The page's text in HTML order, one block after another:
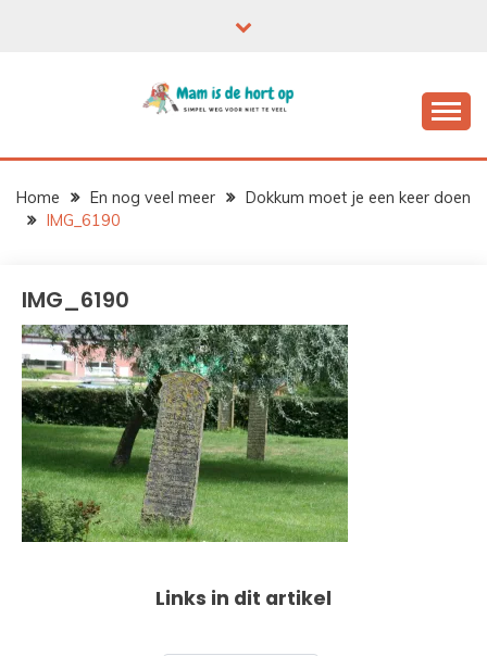
Home En nog veel meer
Dokkum moet je een keer doen
IMG_6190
IMG_6190
Links in dit artikel